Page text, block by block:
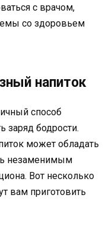
с врачом,
со здоровьем
напиток
способ
заряд бодрости.
может обладать
незаменимым
Вот несколько
вам приготовить